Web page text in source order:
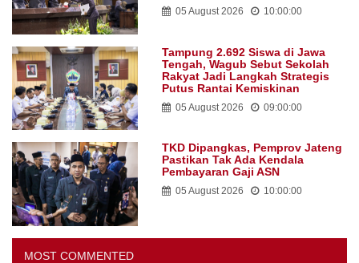
05 August 2026 10:00:00
Tampung 2.692 Siswa di Jawa
Tengah, Wagub Sebut Sekolah
Rakyat Jadi Langkah Strategis
Putus Rantai Kemiskinan
05 August 2026 09:00:00
TKD Dipangkas, Pemprov Jateng
Pastikan Tak Ada Kendala
Pembayaran Gaji ASN
05 August 2026 10:00:00
MOST COMMENTED